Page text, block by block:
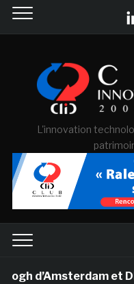
L'innovation
d’Amsterdam et